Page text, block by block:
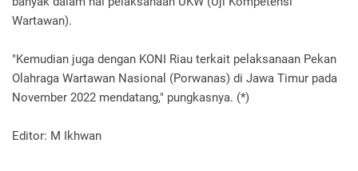
Wartawan).
"Kemudian juga dengan KONI Riau terkait pelaksanaan Pekan
Olahraga Wartawan Nasional (Porwanas) di Jawa Timur pada
November 2022 mendatang," pungkasnya. (*)
Editor: M Ikhwan